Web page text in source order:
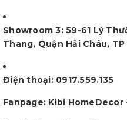
Showroom 3: 59-61 Lý
Thang, Quận Hải Châu,
Điện thoại: 0917.559.135
Fanpage: Kibi HomeDecor